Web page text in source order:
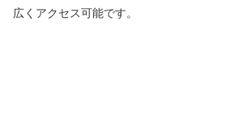
広くアクセス可能です。